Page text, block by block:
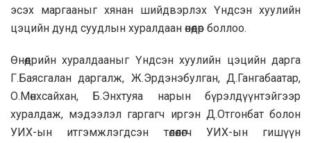
эсэх маргааныг хянан шийдвэрлэх Үндсэн хуулийн
цэцийн дунд суудлын хуралдаан өнөөдөр боллоо.
Өнөөдрийн хуралдааныг Үндсэн хуулийн цэцийн дарга
Г.Баясгалан даргалж, Ж.Эрдэнэбулган, Д.Гангабаатар,
О.Мөнхсайхан, Б.Энхтуяа нарын бүрэлдүүнтэйгээр
хуралдаж, мэдээлэл гаргагч иргэн Д.Отгонбат болон
УИХ-ын итгэмжлэгдсэн төлөөлөгч УИХ-ын гишүүн